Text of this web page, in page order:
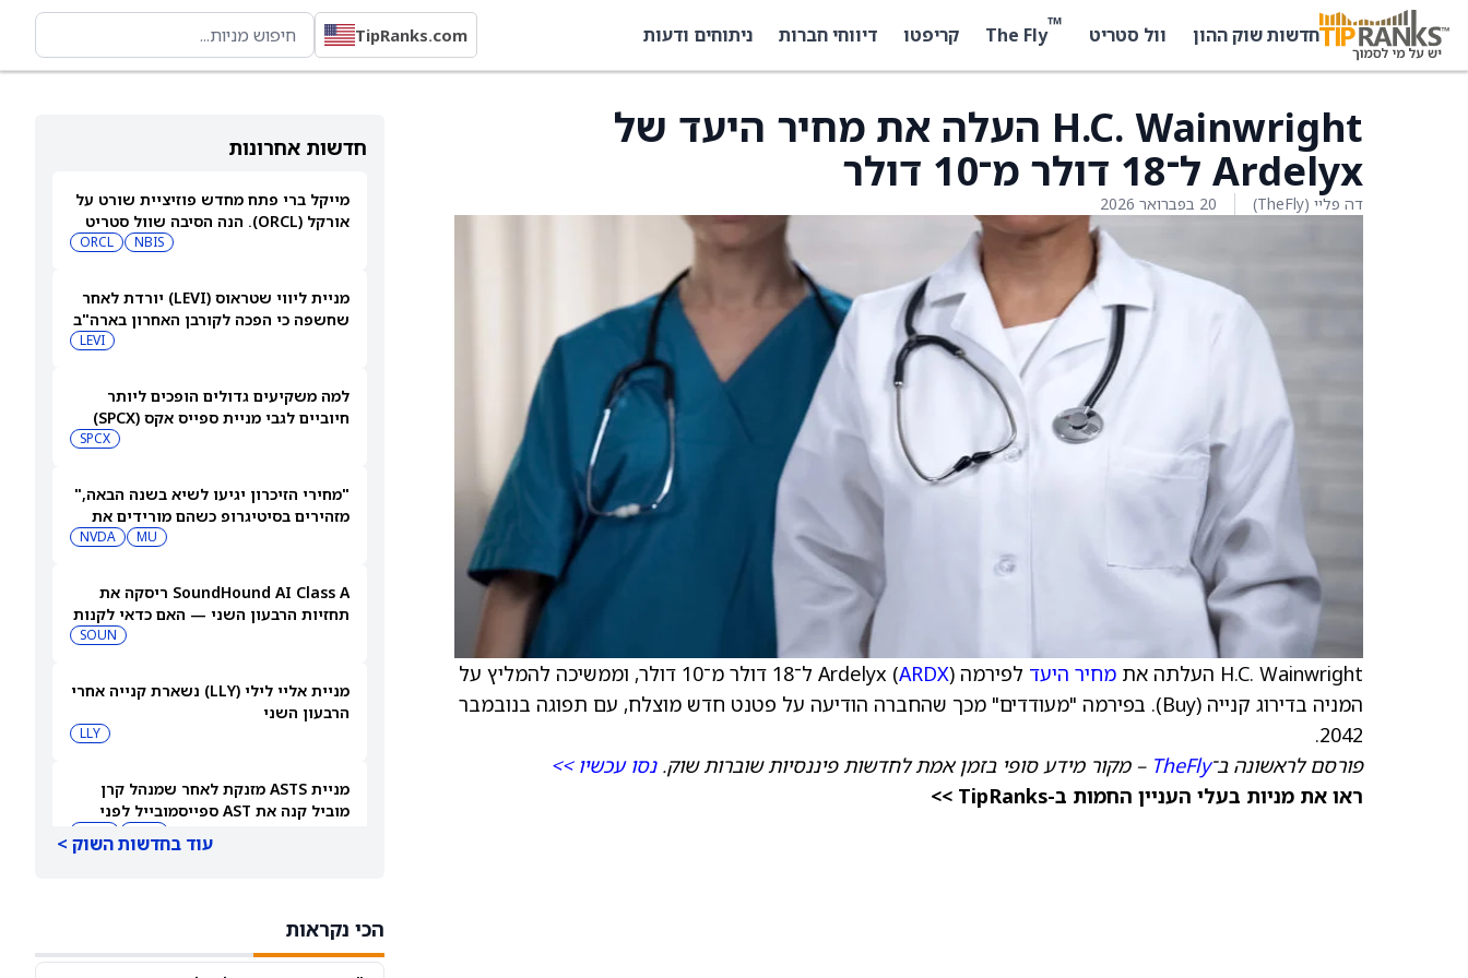
חדשות שוק ההון וול סטריט ™
The Fly קריפטו דיווחי חברות ניתוחים ודעות TipRanks.com
חדשות אחרונות
מייקל ברי פתח מחדש פוזיציית שורט על
אורקל (ORCL). הנה הסיבה שוול סטריט
NBIS
ORCL
מניית ליווי שטראוס (LEVI) יורדת לאחר
שחשפה כי הפכה לקורבן האחרון בארה"ב
LEVI
למה משקיעים גדולים הופכים ליותר
חיוביים לגבי מניית ספייס אקס (SPCX)
SPCX
"מחירי הזיכרון יגיעו לשיא בשנה הבאה,"
מזהירים בסיטיגרופ כשהם מורידים את
מחיר היעד של מניית מיקרון טכנולוג'י
MU
NVDA
SoundHound AI Class A ריסקה את
תחזיות הרבעון השני — האם כדאי לקנות
SOUN
מניית אליי לילי (LLY) נשארת קנייה אחרי
הרבעון השני
LLY
מניית ASTS מזנקת לאחר שמנהל קרן
מוביל קנה את AST ספייסמובייל לפני
יולי
עוד בחדשות השוק >
הכי נקראות
H.C. Wainwright העלה את מחיר היעד של
Ardelyx ל־18 דולר מ־10 דולר
דה פליי (TheFly) 20 בפברואר 2026
H.C. Wainwright העלתה את מחיר היעד לפירמה Ardelyx ( ARDX
) ל־18 דולר מ־10 דולר, וממשיכה להמליץ על
המניה בדירוג קנייה (Buy). בפירמה "מעודדים" מכך שהחברה הודיעה על פטנט חדש מוצלח, עם תפוגה בנובמבר
2042.
פורסם לראשונה ב־TheFly – מקור מידע סופי בזמן אמת לחדשות פיננסיות שוברות שוק.נסו עכשיו >>
ראו את מניות בעלי העניין החמות ב-TipRanks >>